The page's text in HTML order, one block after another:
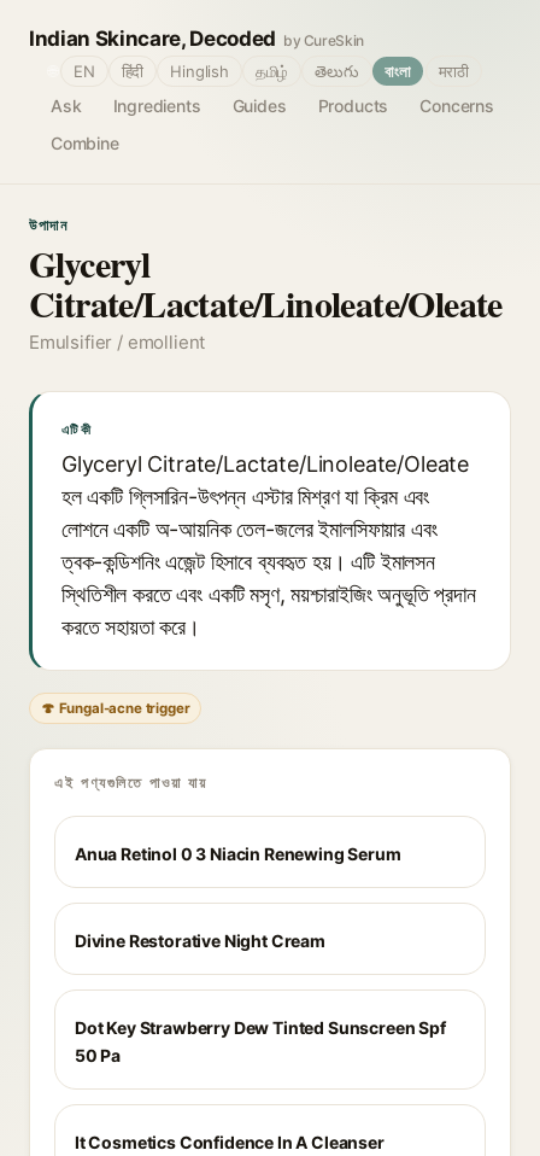
Indian Skincare, Decoded by CureSkin
Ask Ingredients Guides Products
Concerns
Combine
EN हिंदी Hinglish தமிழ் తెలుగు বাংলা मराठी
উপাদান
Glyceryl
Citrate/Lactate/Linoleate/Oleate
Emulsifier / emollient
এটি কী
Glyceryl Citrate/Lactate/Linoleate/Oleate
হল একটি গ্লিসারিন-উৎপন্ন এস্টার মিশ্রণ যা ক্রিম এবং
লোশনে একটি অ-আয়নিক তেল-জলের ইমালসিফায়ার এবং
ত্বক-কন্ডিশনিং এজেন্ট হিসাবে ব্যবহৃত হয়। এটি ইমালসন
স্থিতিশীল করতে এবং একটি মসৃণ, ময়শ্চারাইজিং অনুভূতি প্রদান
করতে সহায়তা করে।
🍄 Fungal-acne trigger
এই পণ্যগুলিতে পাওয়া যায়
Anua Retinol 0 3 Niacin Renewing Serum
Divine Restorative Night Cream
Dot Key Strawberry Dew Tinted Sunscreen Spf
50 Pa
It Cosmetics Confidence In A Cleanser